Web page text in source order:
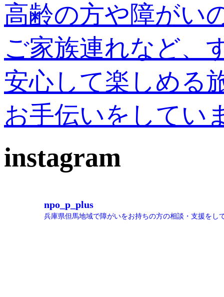
高齢の方や障がい
ご家族連れなど、
安心して楽しめる
お手伝いをしてい
instagram
npo_p_plus
兵庫県但馬地域で障がいをお持ちの方の相談・支援をし